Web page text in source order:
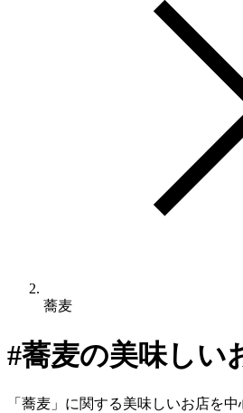
蕎麦
#蕎麦の美味しい
「 蕎麦 」に関する美味しいお店を中